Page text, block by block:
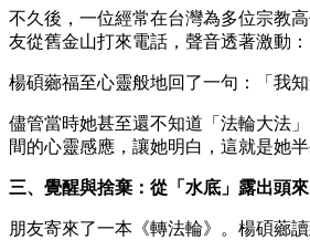
不久後，一位經常在台灣為多位宗教
友從舊金山打來電話，聲音透著激動：
楊碩薌福至心靈般地回了一句：「我知
儘管當時她甚至還不知道「法輪大法
間的心靈感應，讓她明白，這就是她
三、覺醒與捨棄：從「水底」露出頭來
朋友寄來了一本《轉法輪》。楊碩薌